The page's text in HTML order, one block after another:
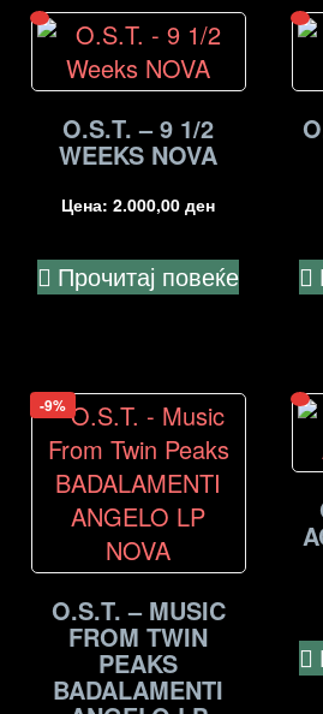
O.S.T. – 9 1/2
WEEKS NOVA
Цена:2.000,00ден
Прочитај повеќе
-9%
O.S.T. – MUSIC
FROM TWIN
PEAKS
BADALAMENTI